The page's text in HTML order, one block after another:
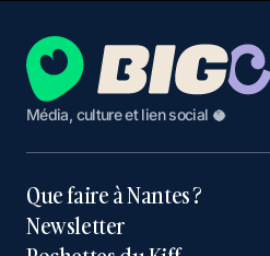
Média, culture et lien social 🥥
Que faire à Nantes ?
Newsletter